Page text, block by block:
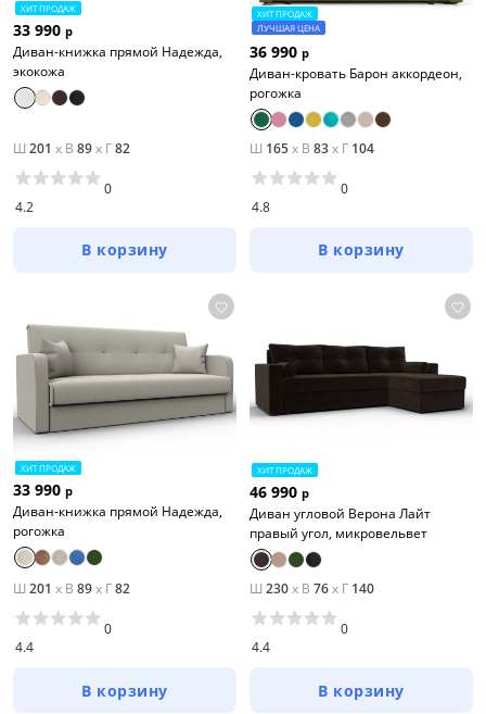
ХИТ ПРОДАЖ
33 990 р
Диван-книжка прямой Надежда,
экокожа
Ш 201 x В 89x Г82
4.2
0
В корзину
ХИТ ПРОДАЖ
ЛУЧШАЯ ЦЕНА
36 990 р
Диван-кровать Барон аккордеон,
рогожка
Ш 165x В 83x Г 104
4.8
0
В корзину
ХИТ ПРОДАЖ
33 990 р
Диван-книжка прямой Надежда,
рогожка
Ш 201 x В 89x Г82
4.4
0
В корзину
ХИТ ПРОДАЖ
46 990 р
Диван угловой Верона Лайт
правый угол, микровельвет
Ш 230x В 76x Г 140
4.4
0
В корзину